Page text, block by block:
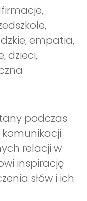
empatia,
dzieci,
podczas
relacji w
inspirację
słów i ich